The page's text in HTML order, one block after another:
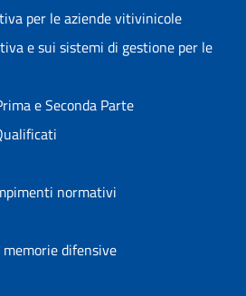
per le aziende vitivinicole
e sui sistemi di gestione per le
e Seconda Parte
normativi
difensive